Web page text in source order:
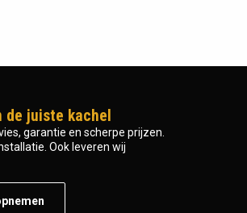
juiste kachel
garantie en scherpe prijzen.
Ook leveren wij